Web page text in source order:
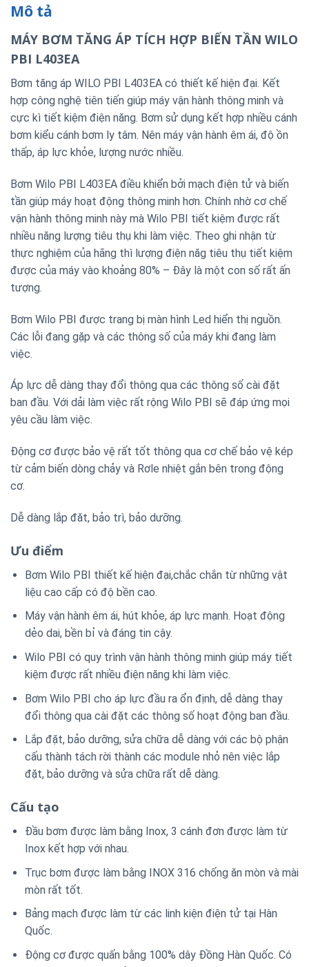
Mô tả
MÁY BƠM TĂNG ÁP TÍCH HỢP BIẾN TẦN WILO
PBI L403EA
Bơm tăng áp WILO PBI L403EA có thiết kế hiện đại. Kết
hợp công nghệ tiên tiến giúp máy vận hành thông minh và
cực kì tiết kiệm điện năng. Bơm sử dụng kết hợp nhiều cánh
bơm kiểu cánh bơm ly tâm. Nên máy vận hành êm ái, độ ồn
thấp, áp lực khỏe, lượng nước nhiều.
Bơm Wilo PBI L403EA điều khiển bởi mạch điện tử và biến
tần giúp máy hoạt động thông minh hơn. Chính nhờ cơ chế
vận hành thông minh này mà Wilo PBI tiết kiệm được rất
nhiều năng lượng tiêu thụ khi làm việc. Theo ghi nhận từ
thực nghiệm của hãng thì lượng điện năg tiêu thụ tiết kiệm
được của máy vào khoảng 80% – Đây là một con số rất ấn
tượng.
Bơm Wilo PBI được trang bị màn hình Led hiển thị nguồn.
Các lỗi đang gặp và các thông số của máy khi đang làm
việc.
Áp lực dễ dàng thay đổi thông qua các thông số cài đặt
ban đầu. Với dải làm việc rất rộng Wilo PBI sẽ đáp ứng mọi
yêu cầu làm việc.
Động cơ được bảo vệ rất tốt thông qua cơ chế bảo vệ kép
từ cảm biến dòng chảy và Rơle nhiệt gắn bên trong động
cơ.
Dễ dàng lắp đăt, bảo trì, bảo dưỡng.
Ưu điểm
Bơm Wilo PBI thiết kế hiện đại,chắc chắn từ những vật
liệu cao cấp có độ bền cao.
Máy vận hành êm ái, hút khỏe, áp lực mạnh. Hoạt động
dẻo dai, bền bỉ và đáng tin cậy.
Wilo PBI có quy trình vận hành thông minh giúp máy tiết
kiệm được rất nhiều điện năng khi làm việc.
Bơm Wilo PBI cho áp lực đầu ra ổn định, dễ dàng thay
đổi thông qua cài đặt các thông số hoạt động ban đầu.
Lắp đặt, bảo dưỡng, sửa chữa dễ dàng với các bộ phận
cấu thành tách rời thành các module nhỏ nên việc lắp
đặt, bảo dưỡng và sửa chữa rất dễ dàng.
Cấu tạo
Đầu bơm được làm bằng Inox, 3 cánh đơn được làm từ
Inox kết hợp với nhau.
Trục bơm được làm bằng INOX 316 chống ăn mòn và mài
mòn rất tốt.
Bảng mạch được làm từ các linh kiện điện tử tại Hàn
Quốc.
Động cơ được quấn bằng 100% dây Đồng Hàn Quốc. Có